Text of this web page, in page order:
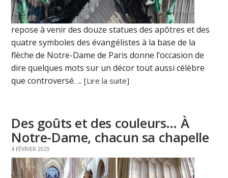
repose à venir des douze statues des apôtres et des
quatre symboles des évangélistes à la base de la
flèche de Notre-Dame de Paris donne l’occasion de
dire quelques mots sur un décor tout aussi célèbre
que controversé. ...[Lire la suite]
Des goûts et des couleurs… À
Notre-Dame, chacun sa chapelle
4 FÉVRIER 2025